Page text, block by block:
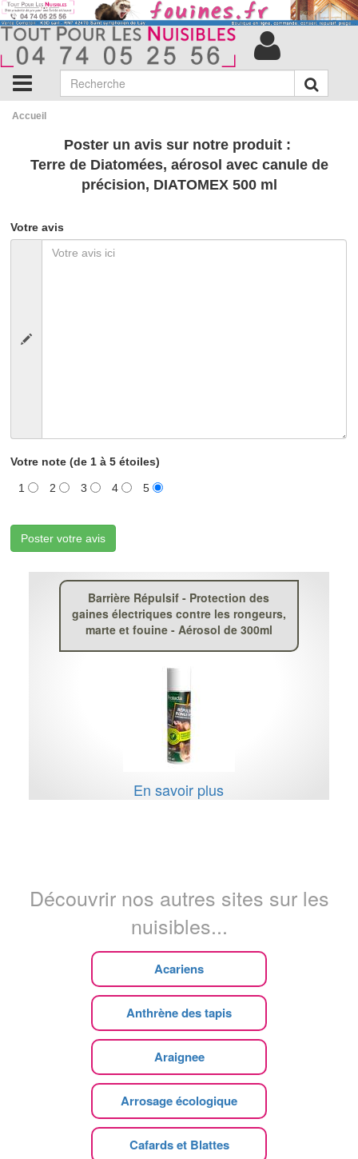
Accueil
Poster un avis sur notre produit :
Terre de Diatomées, aérosol avec canule de
précision, DIATOMEX 500 ml
Votre avis
Votre note (de 1 à 5 étoiles)
1 2 3 4 5
Poster votre avis
Barrière Répulsif - Protection des
gaines électriques contre les rongeurs,
marte et fouine - Aérosol de 300ml
En savoir plus
Découvrir nos autres sites sur les
nuisibles...
Acariens
Anthrène des tapis
Araignee
Arrosage écologique
Cafards et Blattes